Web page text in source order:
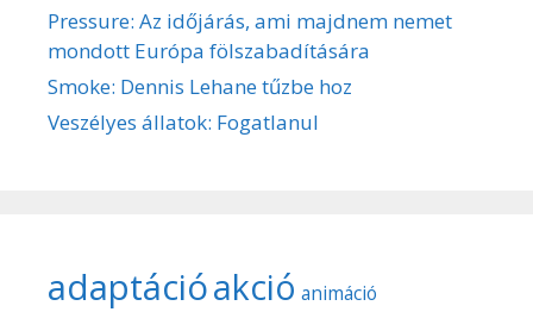
Pressure: Az időjárás, ami majdnem nemet
mondott Európa fölszabadítására
Smoke: Dennis Lehane tűzbe hoz
Veszélyes állatok: Fogatlanul
adaptációakció animáció